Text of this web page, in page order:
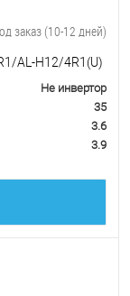
заказ (10-12 дней)
AL-H12/4R1(U)
Не инвертор
35
3.6
3.9